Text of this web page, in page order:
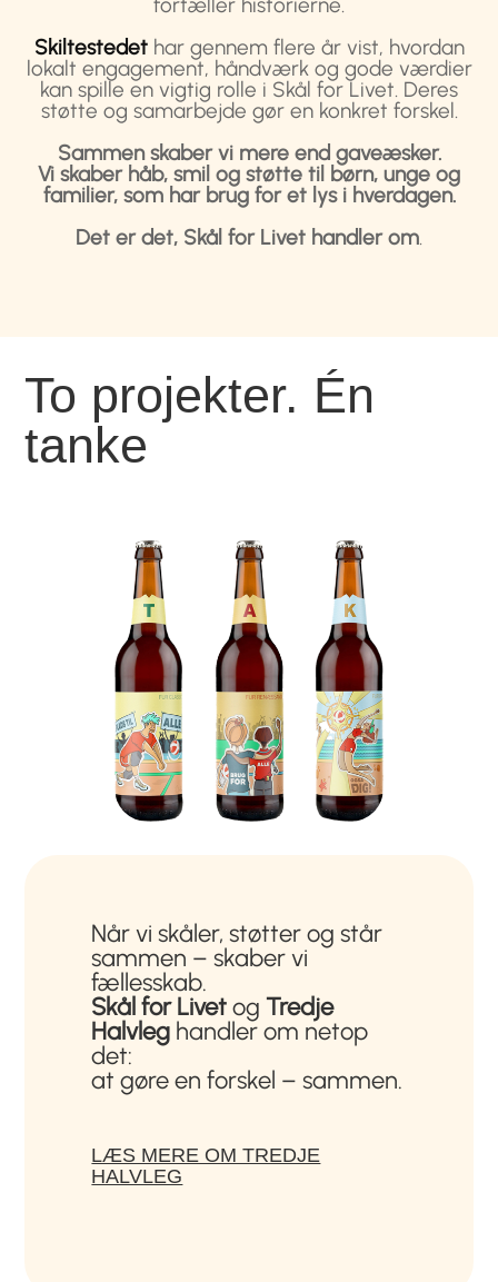
fortæller historierne.
Skiltestedet har gennem flere år vist, hvordan
lokalt engagement, håndværk og gode værdier
kan spille en vigtig rolle i Skål for Livet. Deres
støtte og samarbejde gør en konkret forskel.
Sammen skaber vi mere end gaveæsker.
Vi skaber håb, smil og støtte til børn, unge og
familier, som har brug for et lys i hverdagen.
Det er det, Skål for Livet handler om.
To projekter. Én
tanke
Når vi skåler, støtter og står
sammen – skaber vi
fællesskab.
Skål for LivetogTredje
Halvleg handler om netop
det:
at gøre en forskel – sammen.
LÆS MERE OM TREDJE
HALVLEG